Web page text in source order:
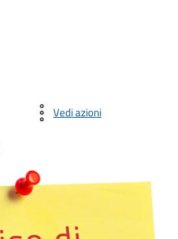
Vedi azioni